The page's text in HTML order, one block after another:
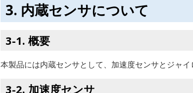
内蔵センサについて
概要
本製品には内蔵センサとして、加速度センサとジャイ
加速度センサ